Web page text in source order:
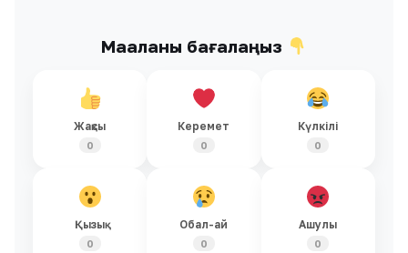
Мақаланы бағалаңыз
Жақсы
0
Керемет
0
Күлкілі
0
Қызық
0
Обал-ай
0
Ашулы
0